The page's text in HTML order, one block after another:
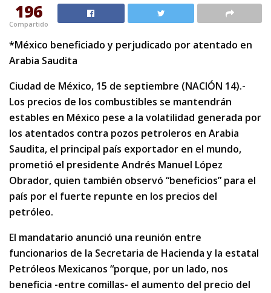
196
Compartido
*México beneficiado y perjudicado por atentado en
Arabia Saudita
Ciudad de México, 15 de septiembre (NACIÓN 14).-
Los precios de los combustibles se mantendrán
estables en México pese a la volatilidad generada por
los atentados contra pozos petroleros en Arabia
Saudita, el principal país exportador en el mundo,
prometió el presidente Andrés Manuel López
Obrador, quien también observó “beneficios” para el
país por el fuerte repunte en los precios del
petróleo.
El mandatario anunció una reunión entre
funcionarios de la Secretaria de Hacienda y la estatal
Petróleos Mexicanos “porque, por un lado, nos
beneficia -entre comillas- el aumento del precio del